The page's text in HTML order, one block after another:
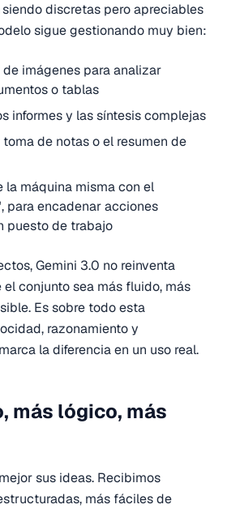
discretas pero apreciables
sigue gestionando muy bien:
imágenes para analizar
o tablas
informes y las síntesis complejas
de notas o el resumen de
la máquina misma con el
para encadenar acciones
puesto de trabajo
Gemini 3.0 no reinventa
conjunto sea más fluido, más
Es sobre todo esta
razonamiento y
la diferencia en un uso real.
más lógico, más
sus ideas. Recibimos
más fáciles de